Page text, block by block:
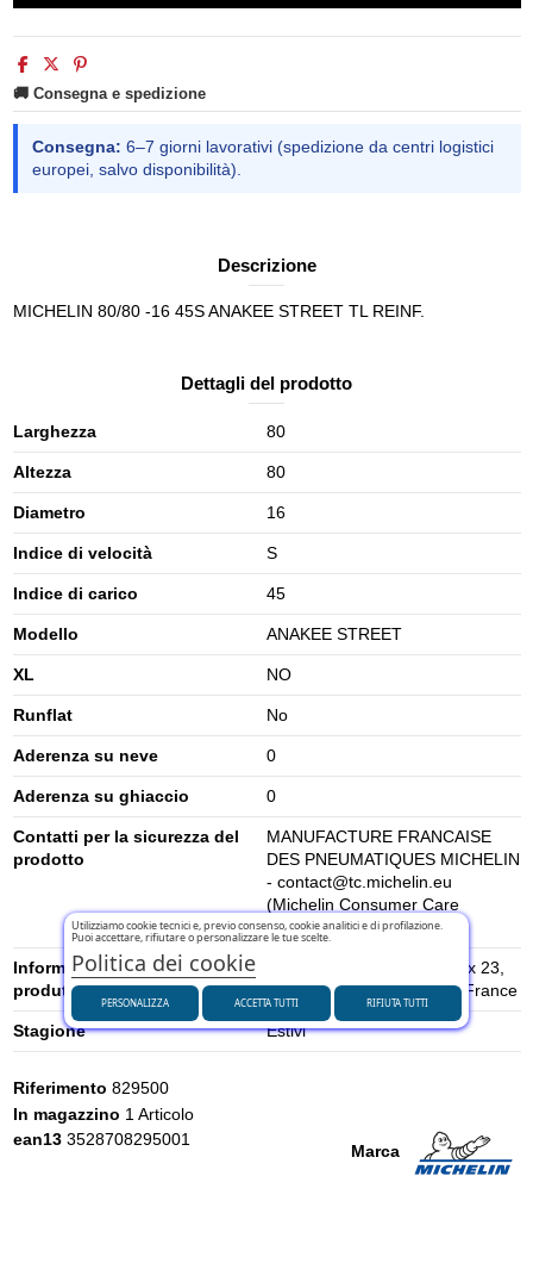
🚚 Consegna e spedizione
Consegna: 6–7 giorni lavorativi (spedizione da centri logistici
europei, salvo disponibilità).
Descrizione
MICHELIN 80/80 -16 45S ANAKEE STREET TL REINF.
Dettagli del prodotto
Larghezza 80
Altezza 80
Diametro 16
Indice di velocità S
Indice di carico 45
Modello ANAKEE STREET
XL NO
Runflat No
Aderenza su neve 0
Aderenza su ghiaccio 0
Contatti per la sicurezza del
prodotto
MANUFACTURE FRANCAISE
DES PNEUMATIQUES MICHELIN
- contact@tc.michelin.eu
(Michelin Consumer Care
Center)
Informazioni di sicurezza del
produttore
place des Carmes-Déchaux 23,
63000 Clermont-Ferrand, France
Stagione Estivi
Marca
Riferimento 829500
In magazzino 1 Articolo
ean13 3528708295001
Utilizziamo cookie tecnici e, previo consenso, cookie analitici e di profilazione.
Puoi accettare, rifiutare o personalizzare le tue scelte.
Politica dei cookie
PERSONALIZZA RIFIUTA TUTTI
ACCETTA TUTTI